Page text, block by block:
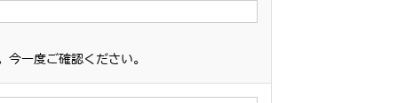
一度ご確認ください。